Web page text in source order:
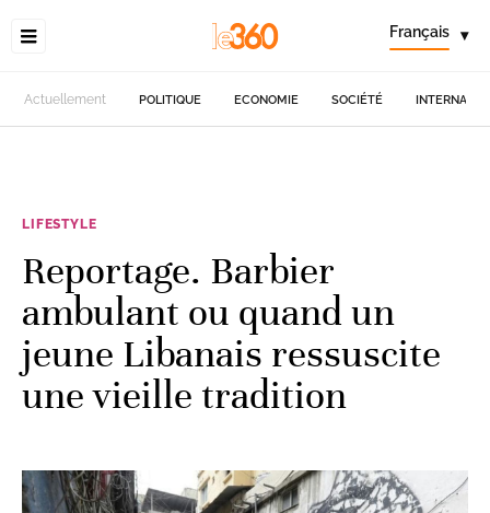
Français ▾
Actuellement POLITIQUE ECONOMIE SOCIÉTÉ
LIFESTYLE
Reportage. Barbier
ambulant ou quand un
jeune Libanais ressuscite
une vieille tradition